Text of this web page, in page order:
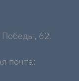
Победы, 62.
почта: